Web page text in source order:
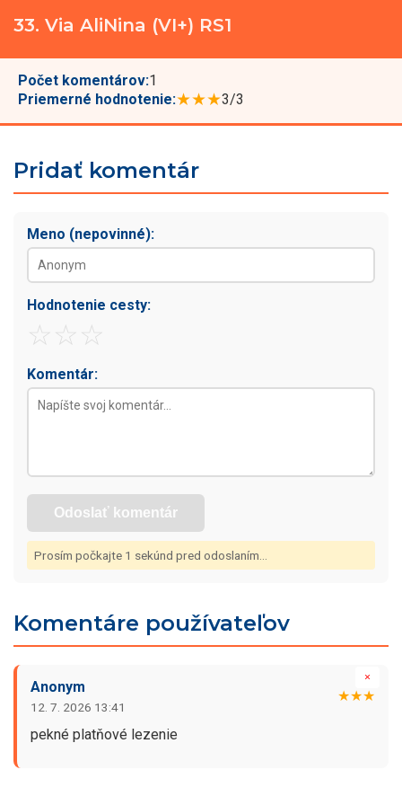
33. Via AliNina (VI+) RS1
Počet komentárov:1
Priemerné hodnotenie:★★★3/3
Pridať komentár
Meno (nepovinné):
Hodnotenie cesty:
☆ ☆ ☆
Komentár:
Odoslať komentár
Prosím počkajte 1 sekúnd pred odoslaním...
Komentáre používateľov
×
Anonym
12. 7. 2026 13:41
★★★
pekné platňové lezenie